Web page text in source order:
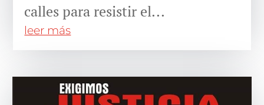
calles para resistir el...
leer más